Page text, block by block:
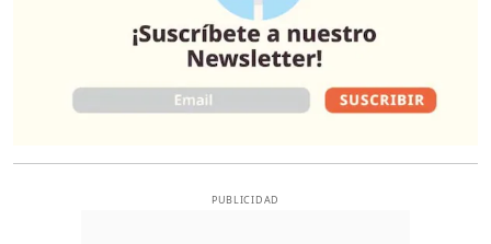
PUBLICIDAD